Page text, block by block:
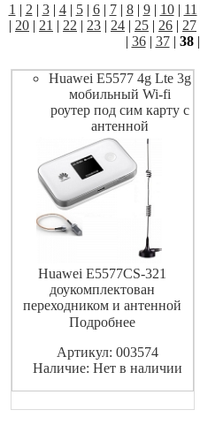
1 | 2 | 3| 4| 5| 6| 7| 8| 9| 10| 11
| 20 | 21 | 22 | 23 | 24 | 25 | 26 | 27
| 36| 37| 38|
Huawei E5577 4g Lte 3g
мобильный Wi-fi
роутер под сим карту с
антенной
Huawei E5577CS-321
доукомплектован
переходником и антенной
всенаправленной уличной с
магнитном основании для
более уверенного приема
Подробнее
Артикул: 003574
Наличие: Нет в наличии